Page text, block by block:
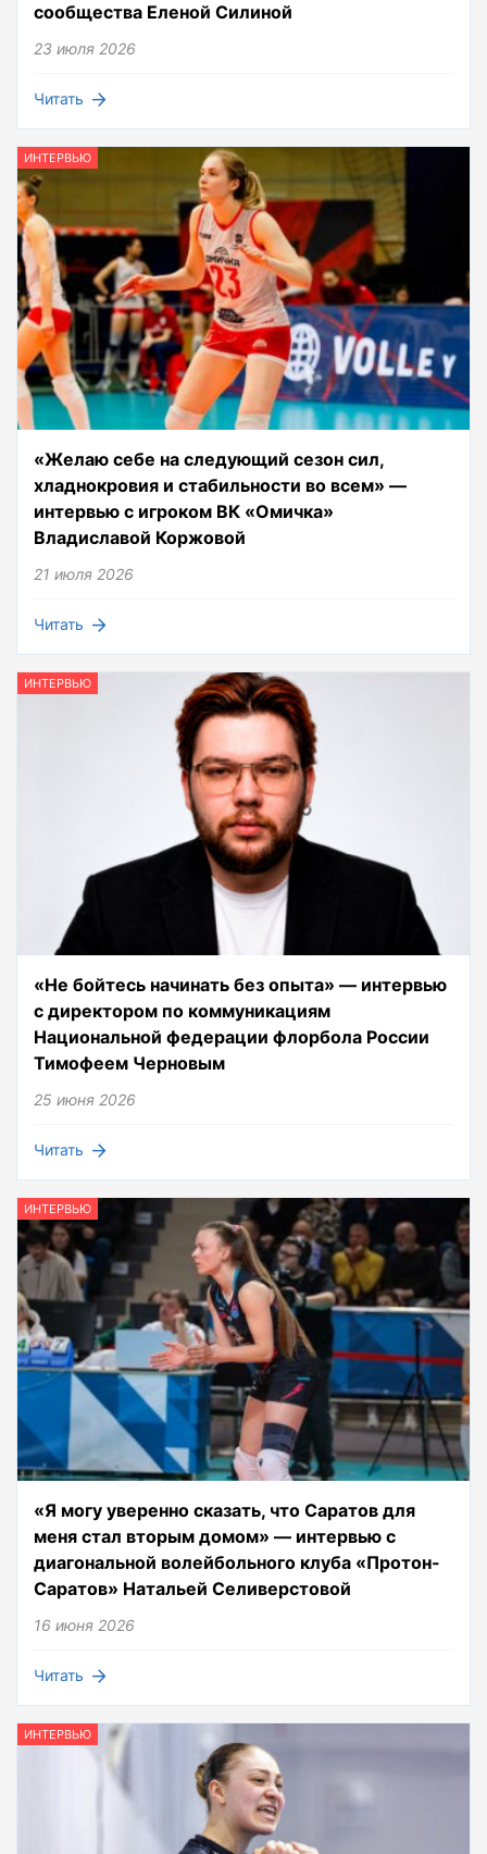
сообщества Еленой Силиной
23 июля 2026
Читать
ИНТЕРВЬЮ
«Желаю себе на следующий сезон сил,
хладнокровия и стабильности во всем» —
интервью с игроком ВК «Омичка»
Владиславой Коржовой
21 июля 2026
Читать
ИНТЕРВЬЮ
«Не бойтесь начинать без опыта» — интервью
с директором по коммуникациям
Национальной федерации флорбола России
Тимофеем Черновым
25 июня 2026
Читать
ИНТЕРВЬЮ
«Я могу уверенно сказать, что Саратов для
меня стал вторым домом» — интервью с
диагональной волейбольного клуба «Протон-
Саратов» Натальей Селиверстовой
16 июня 2026
Читать
ИНТЕРВЬЮ